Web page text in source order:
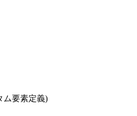
ム要素定義)